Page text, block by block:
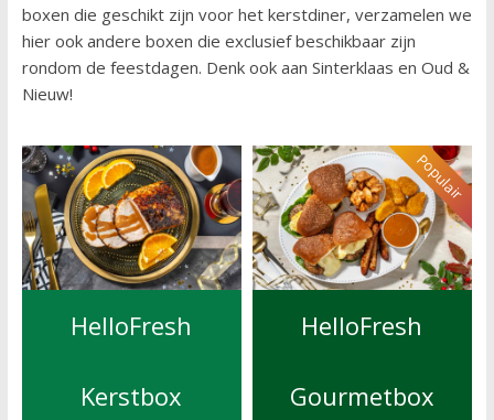
boxen die geschikt zijn voor het kerstdiner, verzamelen we
hier ook andere boxen die exclusief beschikbaar zijn
rondom de feestdagen. Denk ook aan Sinterklaas en Oud &
Nieuw!
HelloFresh
Kerstbox
Populair
HelloFresh
Gourmetbox